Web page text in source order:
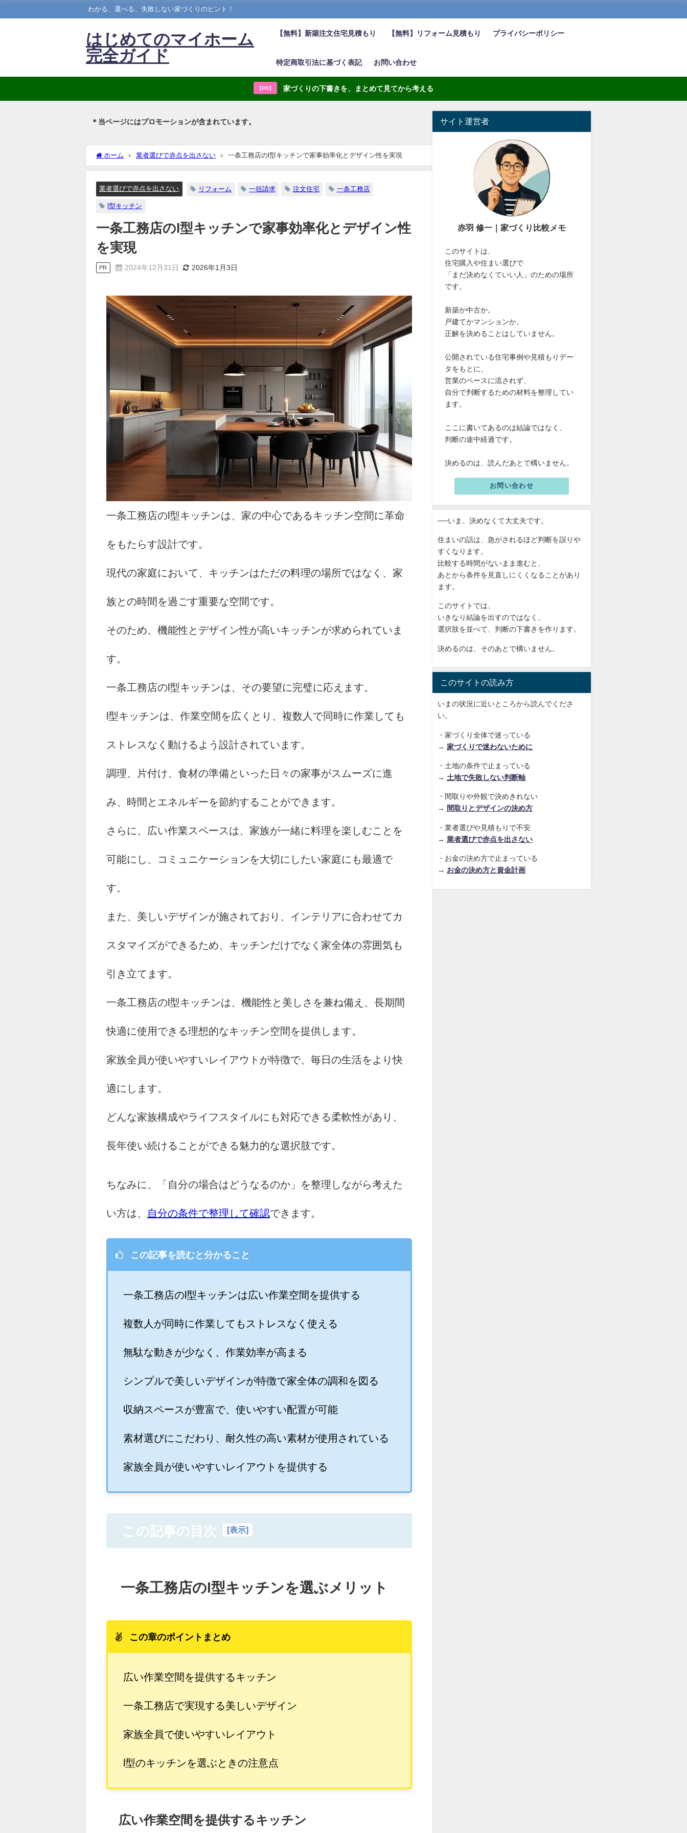
わかる、選べる、失敗しない家づくりのヒント！
はじめてのマイホーム
完全ガイド
【無料】新築注文住宅見積もり 【無料】リフォーム見積もり プライバシーポリシー
特定商取引法に基づく表記 お問い合わせ
【PR】 家づくりの下書きを、まとめて見てから考える
＊当ページにはプロモーションが含まれています。
ホーム 業者選びで赤点を出さない 一条工務店のl型キッチンで家事効率化とデザイン性を実現
業者選びで赤点を出さない リフォーム 一括請求 注文住宅 一条工務店
l型キッチン
一条工務店のl型キッチンで家事効率化とデザイン性
を実現
PR 2024年12月31日 2026年1月3日
一条工務店のl型キッチンは、家の中心であるキッチン空間に革命
をもたらす設計です。
現代の家庭において、キッチンはただの料理の場所ではなく、家
族との時間を過ごす重要な空間です。
そのため、機能性とデザイン性が高いキッチンが求められていま
す。
一条工務店のl型キッチンは、その要望に完璧に応えます。
l型キッチンは、作業空間を広くとり、複数人で同時に作業しても
ストレスなく動けるよう設計されています。
調理、片付け、食材の準備といった日々の家事がスムーズに進
み、時間とエネルギーを節約することができます。
さらに、広い作業スペースは、家族が一緒に料理を楽しむことを
可能にし、コミュニケーションを大切にしたい家庭にも最適で
す。
また、美しいデザインが施されており、インテリアに合わせてカ
スタマイズができるため、キッチンだけでなく家全体の雰囲気も
引き立てます。
一条工務店のl型キッチンは、機能性と美しさを兼ね備え、長期間
快適に使用できる理想的なキッチン空間を提供します。
家族全員が使いやすいレイアウトが特徴で、毎日の生活をより快
適にします。
どんな家族構成やライフスタイルにも対応できる柔軟性があり、
長年使い続けることができる魅力的な選択肢です。
ちなみに、「自分の場合はどうなるのか」を整理しながら考えた
い方は、 自分の条件で整理して確認できます。
この記事を読むと分かること
一条工務店のl型キッチンは広い作業空間を提供する
複数人が同時に作業してもストレスなく使える
無駄な動きが少なく、作業効率が高まる
シンプルで美しいデザインが特徴で家全体の調和を図る
収納スペースが豊富で、使いやすい配置が可能
素材選びにこだわり、耐久性の高い素材が使用されている
家族全員が使いやすいレイアウトを提供する
この記事の目次 [表示]
一条工務店のl型キッチンを選ぶメリット
この章のポイントまとめ
広い作業空間を提供するキッチン
一条工務店で実現する美しいデザイン
家族全員で使いやすいレイアウト
l型のキッチンを選ぶときの注意点
広い作業空間を提供するキッチン
サイト運営者
赤羽 修一｜家づくり比較メモ
このサイトは、
住宅購入や住まい選びで
「まだ決めなくていい人」のための場所
です。
新築か中古か。
戸建てかマンションか。
正解を決めることはしていません。
公開されている住宅事例や見積もりデー
タをもとに、
営業のペースに流されず、
自分で判断するための材料を整理してい
ます。
ここに書いてあるのは結論ではなく、
判断の途中経過です。
決めるのは、読んだあとで構いません。
お問い合わせ
──いま、決めなくて大丈夫です。
住まいの話は、急がされるほど判断を誤りや
すくなります。
比較する時間がないまま進むと、
あとから条件を見直しにくくなることがあり
ます。
このサイトでは、
いきなり結論を出すのではなく、
選択肢を並べて、判断の下書きを作ります。
決めるのは、そのあとで構いません。
このサイトの読み方
いまの状況に近いところから読んでくださ
い。
・家づくり全体で迷っている
→ 家づくりで迷わないために
・土地の条件で止まっている
→ 土地で失敗しない判断軸
・間取りや外観で決めきれない
→
間取りとデザインの決め方
・業者選びや見積もりで不安
→ 業者選びで赤点を出さない
・お金の決め方で止まっている
→ お金の決め方と資金計画